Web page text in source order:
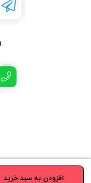
افزودن به سبد خرید